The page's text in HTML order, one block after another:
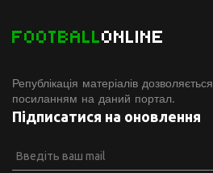
FOOTBALLONLINE
Републікація матеріалів
посиланням на даний портал.
Підписатися на оновлення